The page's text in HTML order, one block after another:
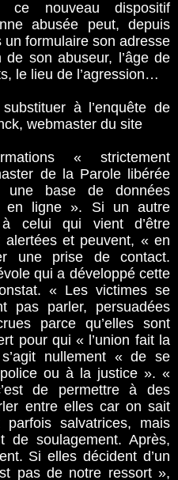
ce nouveau dispositif
abusée peut, depuis
formulaire son adresse
son abuseur, l’âge de
le lieu de l’agression…
à l’enquête de
webmaster du site
« strictement
de la Parole libérée
une base de données
en ligne ». Si un autre
à celui qui vient d’être
et peuvent, « en
une prise de contact.
qui a développé cette
« Les victimes se
pas parler, persuadées
parce qu’elles sont
pour qui « l’union fait la
nullement « de se
ou à la justice ». «
de permettre à des
entre elles car on sait
salvatrices, mais
de soulagement. Après,
Si elles décident d’un
pas de notre ressort »,